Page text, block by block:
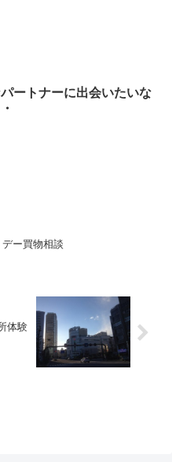
ートナーに出会いたいな
ー買物相談
体験